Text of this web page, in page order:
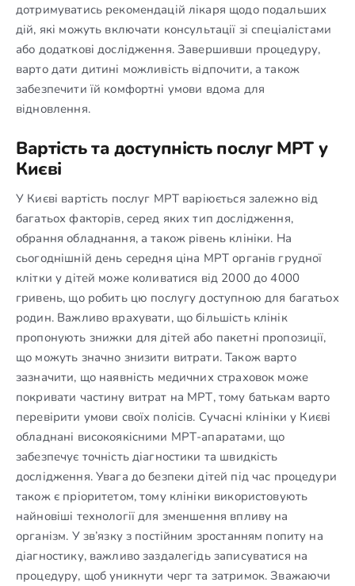
дотримуватись рекомендацій лікаря щодо подальших
дій, які можуть включати консультації зі спеціалістами
або додаткові дослідження. Завершивши процедуру,
варто дати дитині можливість відпочити, а також
забезпечити їй комфортні умови вдома для
відновлення.
Вартість та доступність послуг МРТ у
Києві
У Києві вартість послуг МРТ варіюється залежно від
багатьох факторів, серед яких тип дослідження,
обрання обладнання, а також рівень клініки. На
сьогоднішній день середня ціна МРТ органів грудної
клітки у дітей може коливатися від 2000 до 4000
гривень, що робить цю послугу доступною для багатьох
родин. Важливо врахувати, що більшість клінік
пропонують знижки для дітей або пакетні пропозиції,
що можуть значно знизити витрати. Також варто
зазначити, що наявність медичних страховок може
покривати частину витрат на МРТ, тому батькам варто
перевірити умови своїх полісів. Сучасні клініки у Києві
обладнані високоякісними МРТ-апаратами, що
забезпечує точність діагностики та швидкість
дослідження. Увага до безпеки дітей під час процедури
також є пріоритетом, тому клініки використовують
найновіші технології для зменшення впливу на
організм. У зв’язку з постійним зростанням попиту на
діагностику, важливо заздалегідь записуватися на
процедуру, щоб уникнути черг та затримок. Зважаючи